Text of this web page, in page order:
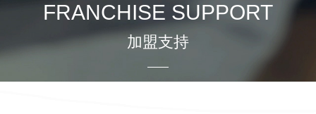
FRANCHISE SUPPORT
加盟支持